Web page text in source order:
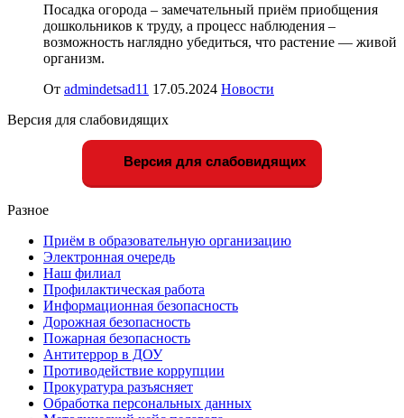
Посадка огорода – замечательный приём приобщения
дошкольников к труду, а процесс наблюдения –
возможность наглядно убедиться, что растение — живой
организм.
От admindetsad11 17.05.2024 Новости
Версия для слабовидящих
Версия для слабовидящих
Разное
Приём в образовательную организацию
Электронная очередь
Наш филиал
Профилактическая работа
Информационная безопасность
Дорожная безопасность
Пожарная безопасность
Антитеррор в ДОУ
Противодействие коррупции
Прокуратура разъясняет
Обработка персональных данных